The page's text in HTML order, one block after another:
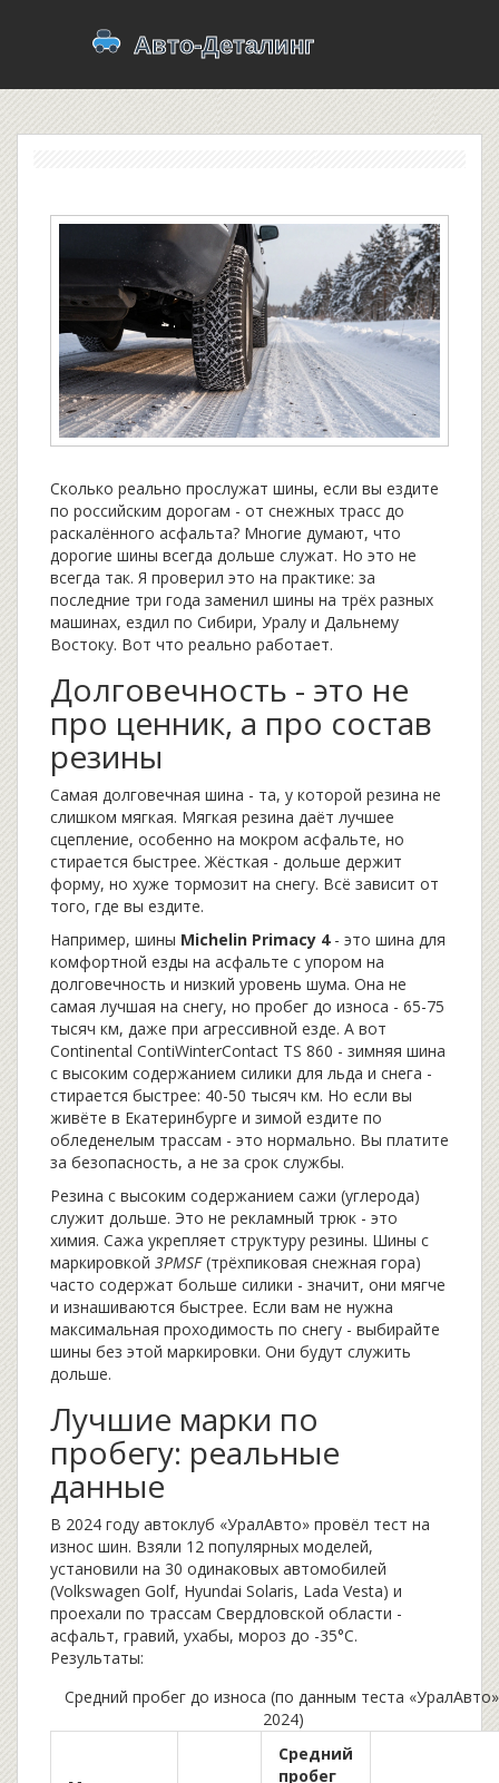
Сколько реально прослужат шины, если вы ездите
по российским дорогам - от снежных трасс до
раскалённого асфальта? Многие думают, что
дорогие шины всегда дольше служат. Но это не
всегда так. Я проверил это на практике: за
последние три года заменил шины на трёх разных
машинах, ездил по Сибири, Уралу и Дальнему
Востоку. Вот что реально работает.
Долговечность - это не
про ценник, а про состав
резины
Самая долговечная шина - та, у которой резина не
слишком мягкая. Мягкая резина даёт лучшее
сцепление, особенно на мокром асфальте, но
стирается быстрее. Жёсткая - дольше держит
форму, но хуже тормозит на снегу. Всё зависит от
того, где вы ездите.
Например, шины Michelin Primacy 4 - это шина для
комфортной езды на асфальте с упором на
долговечность и низкий уровень шума. Она не
самая лучшая на снегу, но пробег до износа - 65-75
тысяч км, даже при агрессивной езде. А вот
Continental ContiWinterContact TS 860 - зимняя шина
с высоким содержанием силики для льда и снега -
стирается быстрее: 40-50 тысяч км. Но если вы
живёте в Екатеринбурге и зимой ездите по
обледенелым трассам - это нормально. Вы платите
за безопасность, а не за срок службы.
Резина с высоким содержанием сажи (углерода)
служит дольше. Это не рекламный трюк - это
химия. Сажа укрепляет структуру резины. Шины с
маркировкой 3PMSF(трёхпиковая снежная гора)
часто содержат больше силики - значит, они мягче
и изнашиваются быстрее. Если вам не нужна
максимальная проходимость по снегу - выбирайте
шины без этой маркировки. Они будут служить
дольше.
Лучшие марки по
пробегу: реальные
данные
В 2024 году автоклуб «УралАвто» провёл тест на
износ шин. Взяли 12 популярных моделей,
установили на 30 одинаковых автомобилей
(Volkswagen Golf, Hyundai Solaris, Lada Vesta) и
проехали по трассам Свердловской области -
асфальт, гравий, ухабы, мороз до -35°C.
Результаты:
Средний пробег до износа (по данным теста
2024)
Средний
пробег